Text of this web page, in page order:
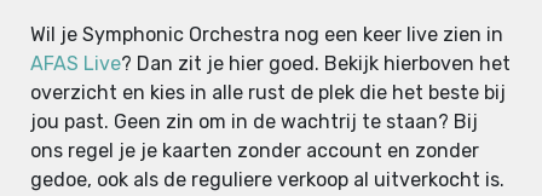
Wil je Symphonic Orchestra nog een keer live zien in
AFAS Live? Dan zit je hier goed. Bekijk hierboven het
overzicht en kies in alle rust de plek die het beste bij
jou past. Geen zin om in de wachtrij te staan? Bij
ons regel je je kaarten zonder account en zonder
gedoe, ook als de reguliere verkoop al uitverkocht is.